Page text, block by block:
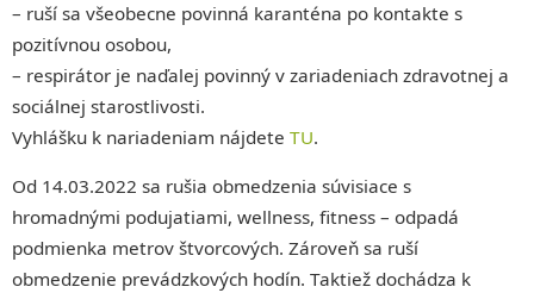
– ruší sa všeobecne povinná karanténa po kontakte s
pozitívnou osobou,
– respirátor je naďalej povinný v zariadeniach zdravotnej a
sociálnej starostlivosti.
Vyhlášku k nariadeniam nájdete TU.
Od 14.03.2022 sa rušia obmedzenia súvisiace s
hromadnými podujatiami, wellness, fitness – odpadá
podmienka metrov štvorcových. Zároveň sa ruší
obmedzenie prevádzkových hodín. Taktiež dochádza k